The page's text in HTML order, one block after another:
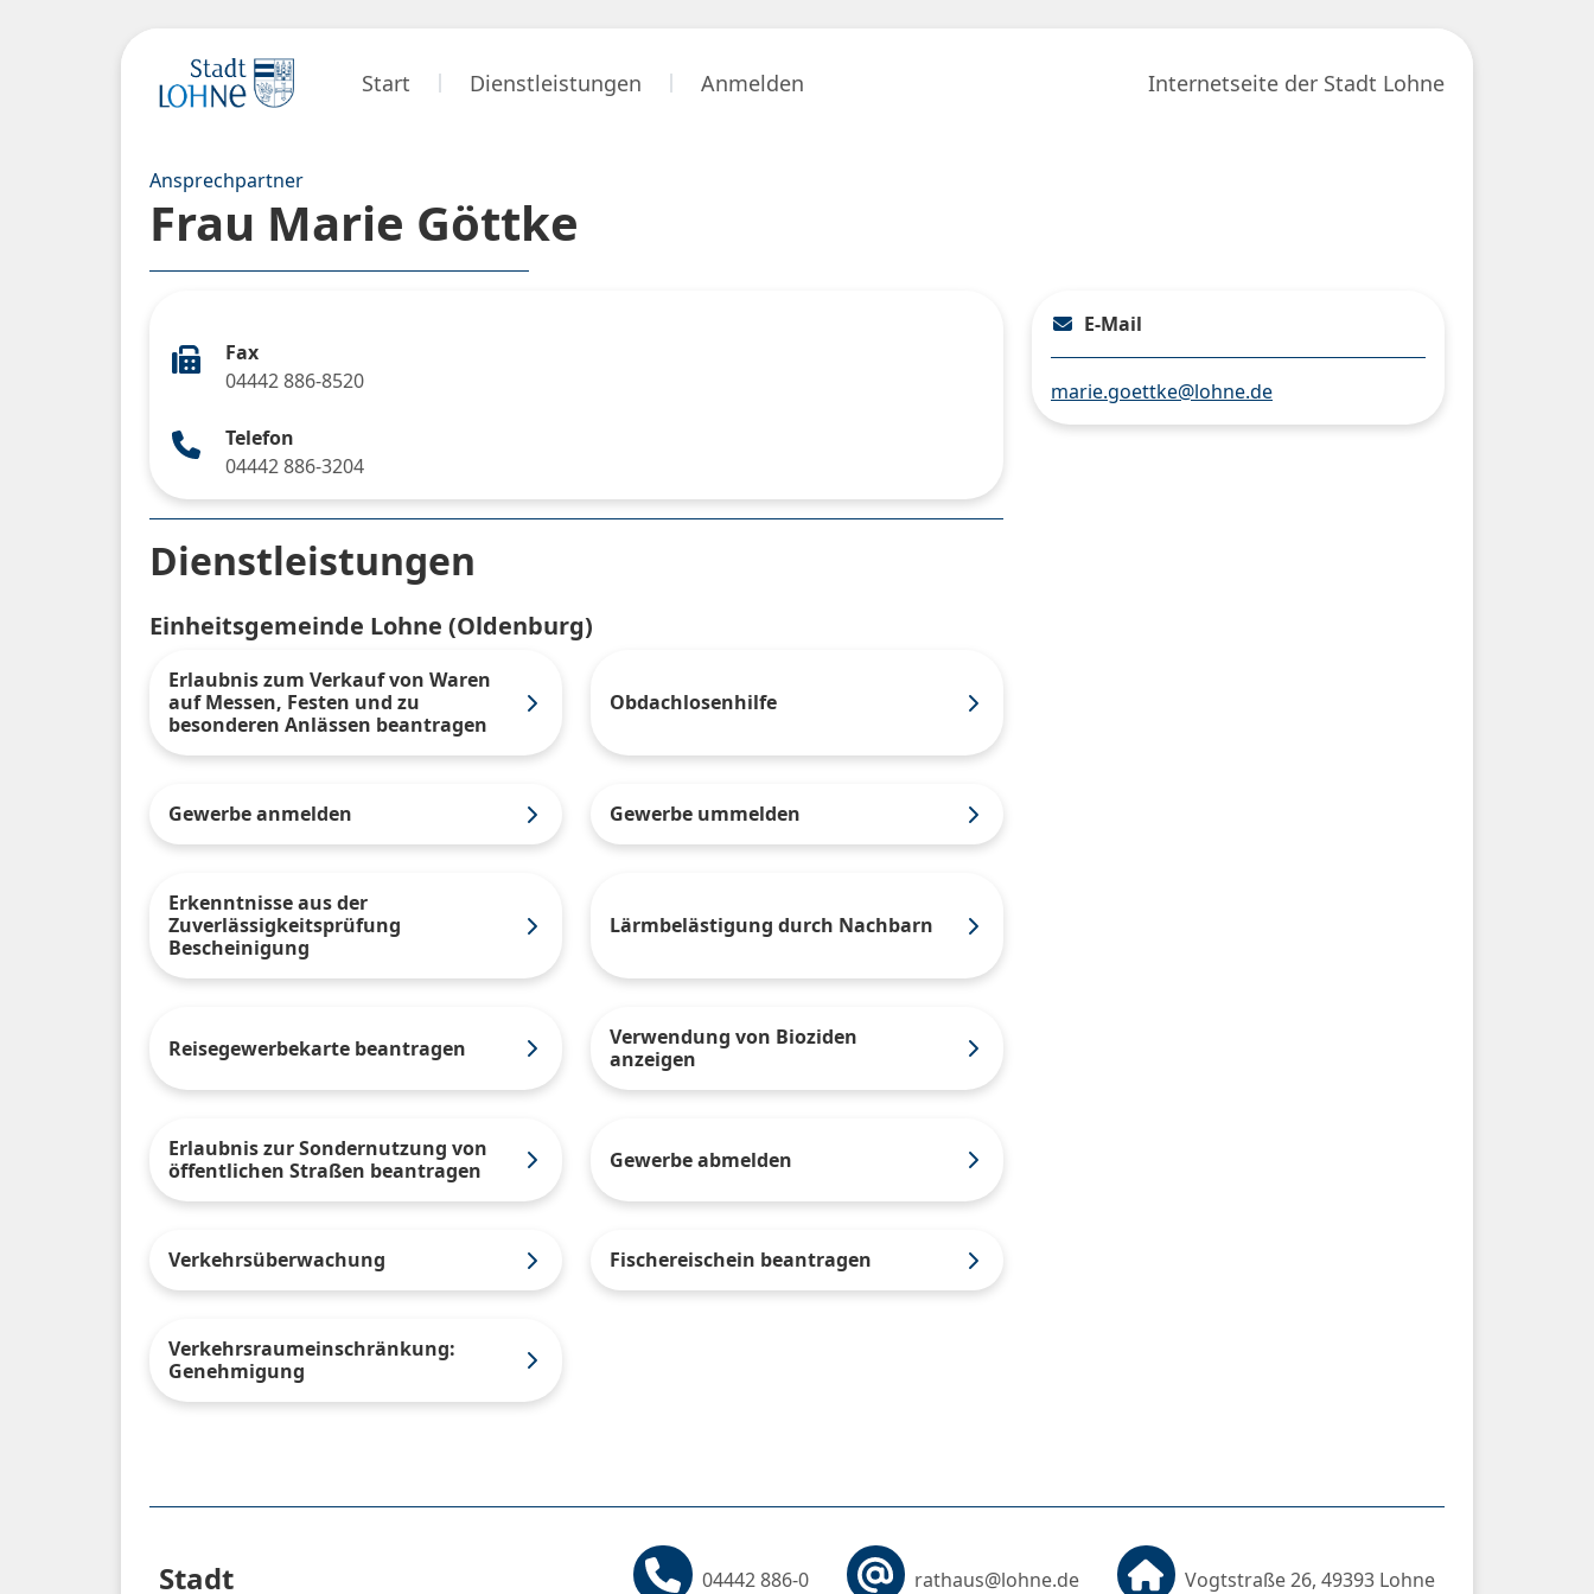
Start Dienstleistungen Anmelden Internetseite der Stadt Lohne
Ansprechpartner
Frau Marie Göttke
Fax
04442 886-8520
Telefon
04442 886-3204
Dienstleistungen
Einheitsgemeinde Lohne (Oldenburg)
Erlaubnis zum Verkauf von Waren
auf Messen, Festen und zu
besonderen Anlässen beantragen
Obdachlosenhilfe
Gewerbe anmelden Gewerbe ummelden
Erkenntnisse aus der
Zuverlässigkeitsprüfung
Bescheinigung
Lärmbelästigung durch Nachbarn
Reisegewerbekarte beantragen
Verwendung von Bioziden
anzeigen
Erlaubnis zur Sondernutzung von
öffentlichen Straßen beantragen
Gewerbe abmelden
Verkehrsüberwachung Fischereischein beantragen
Verkehrsraumeinschränkung:
Genehmigung
E-Mail
marie.goettke@lohne.de
Stadt
04442 886-0 rathaus@lohne.de Vogtstraße 26, 49393 Lohne